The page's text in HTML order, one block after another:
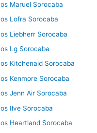
Maruel Sorocaba
Lofra Sorocaba
Liebherr Sorocaba
Lg Sorocaba
Kitchenaid Sorocaba
Kenmore Sorocaba
Jenn Air Sorocaba
Ilve Sorocaba
Heartland Sorocaba